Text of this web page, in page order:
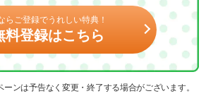
らご登録でうれしい特典！
料登録はこちら
ンは予告なく変更・終了する場合がございます。